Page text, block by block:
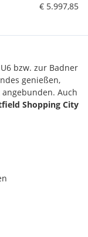
€ 5.997,85
bzw. zur Badner
genießen,
Auch
Shopping City
Außenfläche